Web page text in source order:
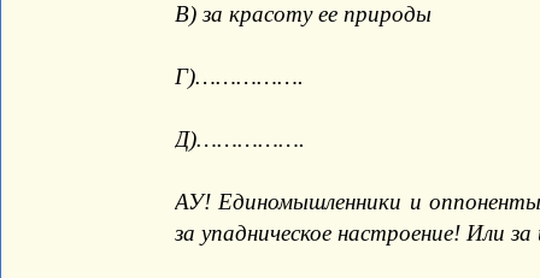
В) за красоту ее природы
Г)…………….
Д)…………….
АУ! Единомышленники и
за упадническое настроение! Или